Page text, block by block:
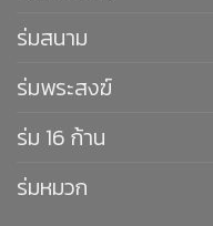
ร่มสนาม
ร่มพระสงฆ์
ร่ม 16 ก้าน
ร่มหมวก